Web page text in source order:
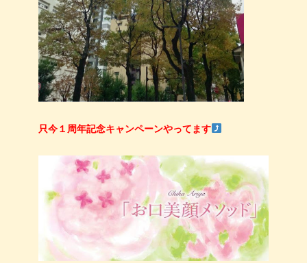
只今１周年記念キャンペーンやってます